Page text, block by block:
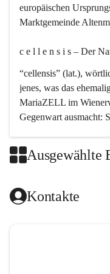
europäischen
Marktgemeinde
c e l l e n s i s – Der
“cellensis” (lat.),
jenes, was das
MariaZELL im
Gegenwart ausmacht:
Kirchenmusik, dem
Das
Ausgewählte
Kontakte